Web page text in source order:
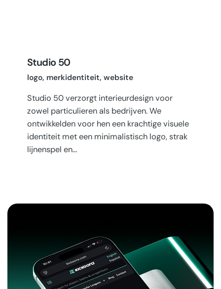
Studio 50
logo merkidentiteit website
Studio 50 verzorgt interieurdesign voor
zowel particulieren als bedrijven. We
ontwikkelden voor hen een krachtige visuele
identiteit met een minimalistisch logo, strak
lijnenspel en…